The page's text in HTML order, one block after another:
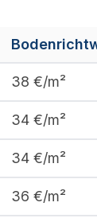
38 €/m²
34 €/m²
34 €/m²
36 €/m²